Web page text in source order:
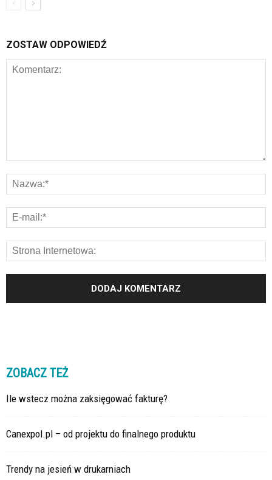
ZOSTAW ODPOWIEDŹ
ZOBACZ TEŻ
Ile wstecz można zaksięgować fakturę?
Canexpol.pl – od projektu do finalnego produktu
Trendy na jesień w drukarniach